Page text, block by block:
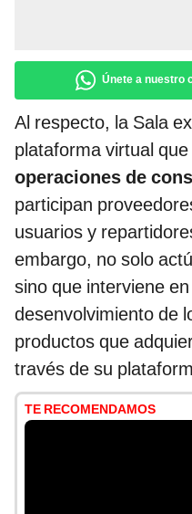
Únete a nuestro
Al respecto, la Sala
plataforma virtual
operaciones de
participan
usuarios y
embargo, no solo
sino que interviene
desenvolvimiento de
productos que
través de su
TE RECOMENDAMOS